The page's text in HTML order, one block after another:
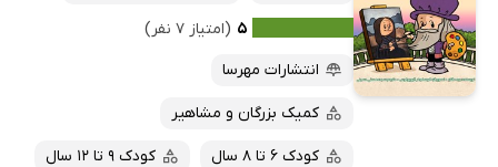
۵ (امتیاز ۷ نفر)
انتشارات مهرسا
کمیک بزرگان و مشاهیر
کودک 6 تا 8 سال کودک 9 تا 12 سال